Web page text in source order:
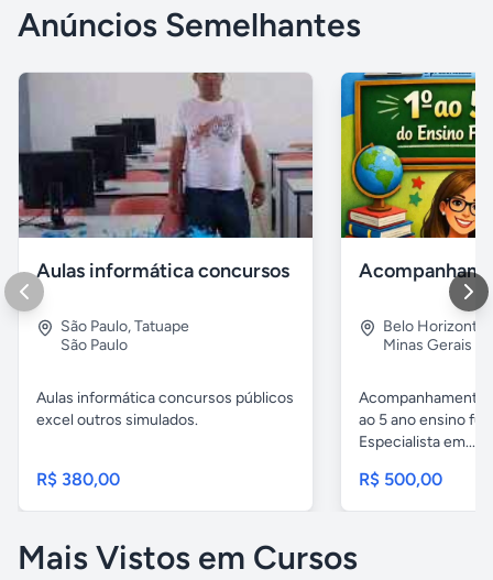
Anúncios Semelhantes
Aulas informática concursos
São Paulo,Tatuape
São Paulo
Aulas informática concursos públicos
excel outros simulados.
R$ 380,00
Belo Horizonte
Minas Gerais
Acompanhamento
ao 5 ano ensino
Especialista em...
R$ 500,00
Mais Vistos em Cursos